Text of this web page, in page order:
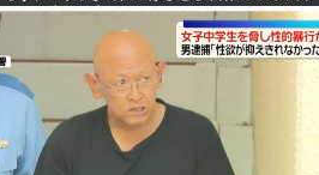
50%の大幅値上か